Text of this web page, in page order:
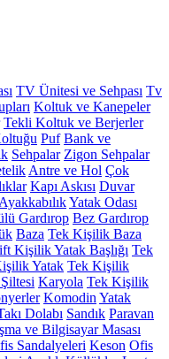
TV Ünitesi ve Sehpası Tv
Koltuk ve Kanepeler
Tekli Koltuk ve Berjerler
Puf Bank ve
Sehpalar Zigon Sehpalar
Antre ve Hol Çok
Kapı Askısı Duvar
AyakkabılıkYatak Odası
Gardırop Bez Gardırop
Baza Tek Kişilik Baza
Kişilik Yatak Başlığı Tek
Yatak Tek Kişilik
Karyola Tek Kişilik
Komodin Yatak
Dolabı Sandık Paravan
ve Bilgisayar Masası
Sandalyeleri Keson Ofis